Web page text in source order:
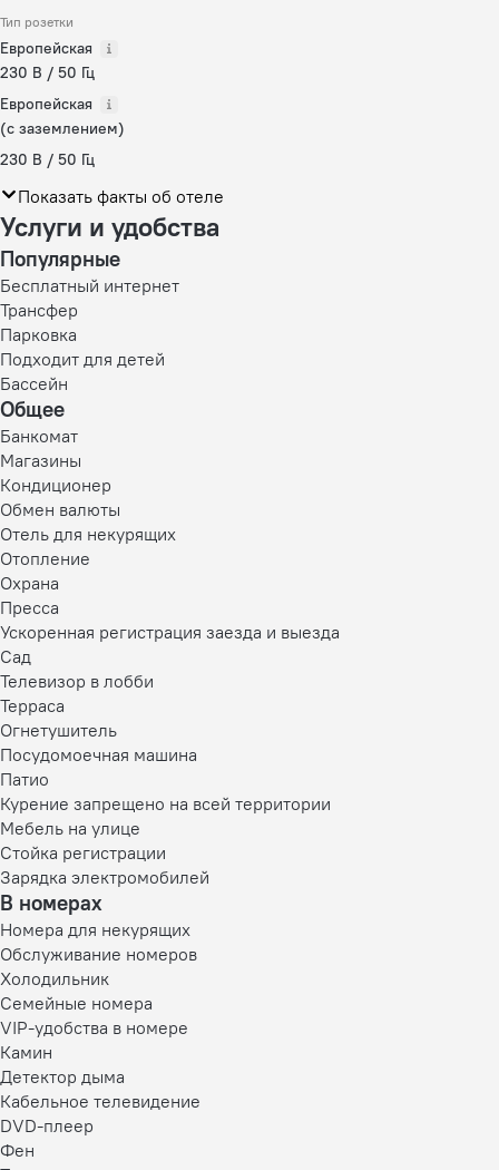
Тип розетки
Европейская
230 В / 50 Гц
Европейская
(с заземлением)
230 В / 50 Гц
Показать факты об отеле
Услуги и удобства
Популярные
Бесплатный интернет
Трансфер
Парковка
Подходит для детей
Бассейн
Общее
Банкомат
Магазины
Кондиционер
Обмен валюты
Отель для некурящих
Отопление
Охрана
Пресса
Ускоренная регистрация заезда и выезда
Сад
Телевизор в лобби
Терраса
Огнетушитель
Посудомоечная машина
Патио
Курение запрещено на всей территории
Мебель на улице
Стойка регистрации
Зарядка электромобилей
В номерах
Номера для некурящих
Обслуживание номеров
Холодильник
Семейные номера
VIP-удобства в номере
Камин
Детектор дыма
Кабельное телевидение
DVD-плеер
Фен